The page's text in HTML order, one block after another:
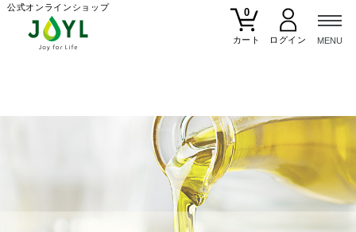
公式オンラインショップ
0
カート